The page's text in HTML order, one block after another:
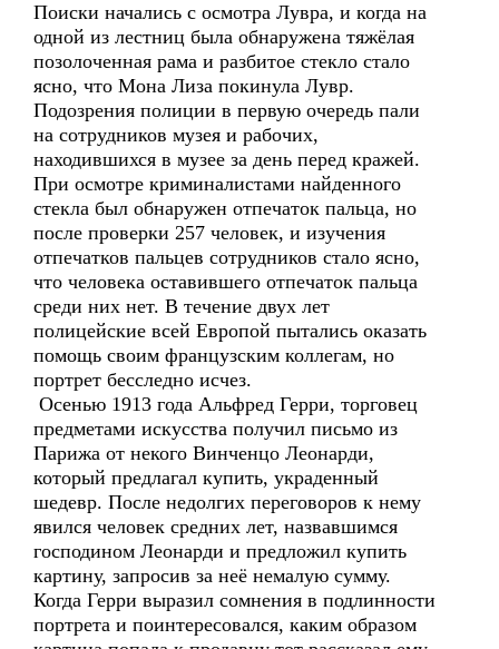
Поиски начались с осмотра Лувра, и когда на
одной из лестниц была обнаружена тяжёлая
позолоченная рама и разбитое стекло стало
ясно, что Мона Лиза покинула Лувр.
Подозрения полиции в первую очередь пали
на сотрудников музея и рабочих,
находившихся в музее за день перед кражей.
При осмотре криминалистами найденного
стекла был обнаружен отпечаток пальца, но
после проверки 257 человек, и изучения
отпечатков пальцев сотрудников стало ясно,
что человека оставившего отпечаток пальца
среди них нет. В течение двух лет
полицейские всей Европой пытались оказать
помощь своим французским коллегам, но
портрет бесследно исчез.
Осенью 1913 года Альфред Герри, торговец
предметами искусства получил письмо из
Парижа от некого Винченцо Леонарди,
который предлагал купить, украденный
шедевр. После недолгих переговоров к нему
явился человек средних лет, назвавшимся
господином Леонарди и предложил купить
картину, запросив за неё немалую сумму.
Когда Герри выразил сомнения в подлинности
портрета и поинтересовался, каким образом